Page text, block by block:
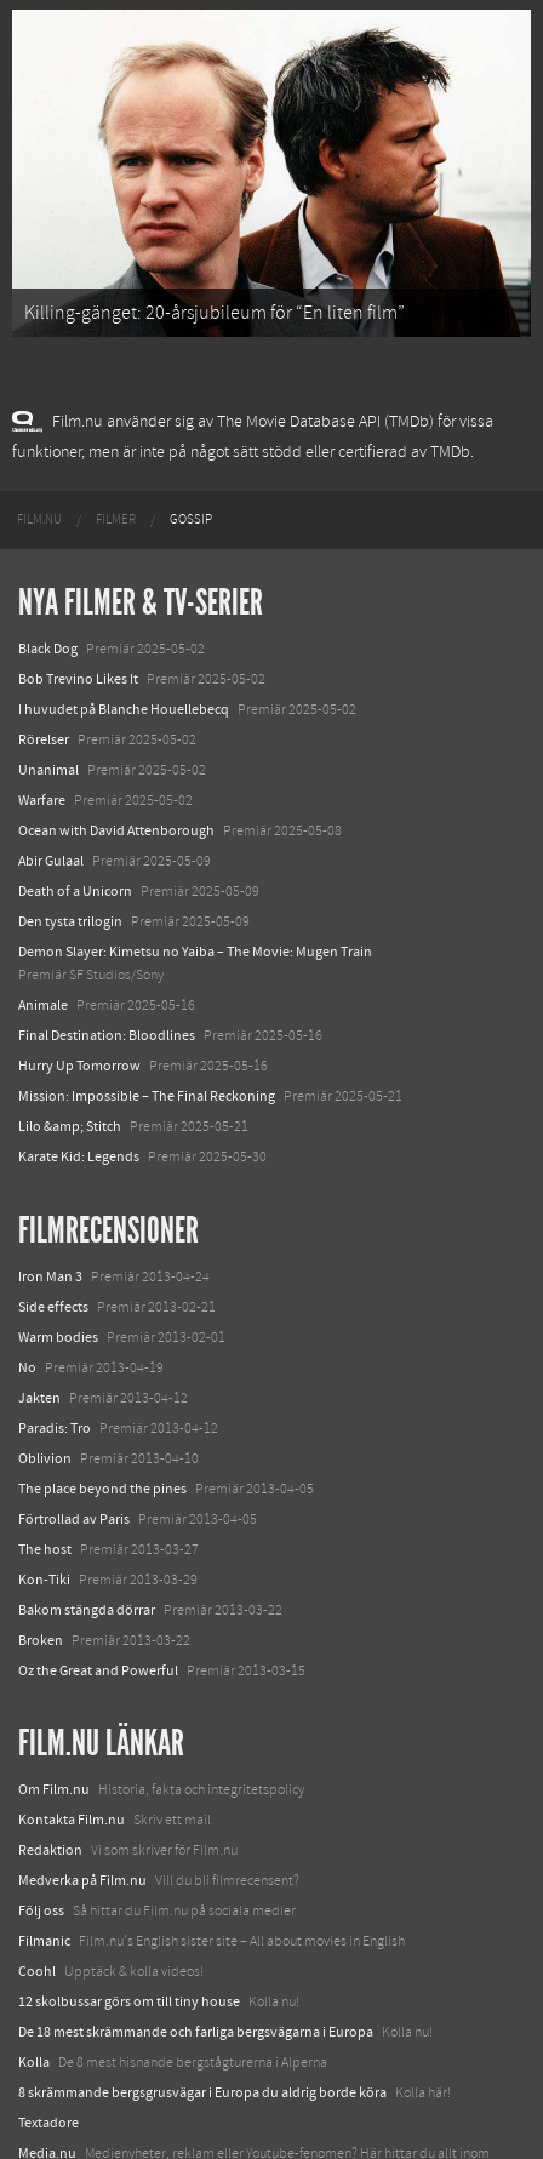
Killing-gänget: 20-årsjubileum för “En liten film”
Film.nu använder sig av The Movie Database API (TMDb) för vissa
funktioner, men är inte på något sätt stödd eller certifierad av TMDb.
FILM.NU FILMER GOSSIP
NYA FILMER & TV-SERIER
Black Dog Premiär 2025-05-02
Bob Trevino Likes It Premiär 2025-05-02
I huvudet på Blanche Houellebecq Premiär 2025-05-02
Rörelser Premiär 2025-05-02
Unanimal Premiär 2025-05-02
Warfare Premiär 2025-05-02
Ocean with David Attenborough Premiär 2025-05-08
Abir Gulaal Premiär 2025-05-09
Death of a Unicorn Premiär 2025-05-09
Den tysta trilogin Premiär 2025-05-09
Demon Slayer: Kimetsu no Yaiba – The Movie: Mugen Train
Premiär SF Studios/Sony
Animale Premiär 2025-05-16
Final Destination: Bloodlines Premiär 2025-05-16
Hurry Up Tomorrow Premiär 2025-05-16
Mission: Impossible – The Final Reckoning Premiär 2025-05-21
Lilo &amp; Stitch Premiär 2025-05-21
Karate Kid: Legends Premiär 2025-05-30
FILMRECENSIONER
Iron Man 3 Premiär 2013-04-24
Side effects Premiär 2013-02-21
Warm bodies Premiär 2013-02-01
No Premiär 2013-04-19
Jakten Premiär 2013-04-12
Paradis: Tro Premiär 2013-04-12
Oblivion Premiär 2013-04-10
The place beyond the pines Premiär 2013-04-05
Förtrollad av Paris Premiär 2013-04-05
The host Premiär 2013-03-27
Kon-Tiki Premiär 2013-03-29
Bakom stängda dörrar Premiär 2013-03-22
Broken Premiär 2013-03-22
Oz the Great and Powerful Premiär 2013-03-15
FILM.NU LÄNKAR
Om Film.nu Historia, fakta och integritetspolicy
Kontakta Film.nu Skriv ett mail
Redaktion Vi som skriver för Film.nu
Medverka på Film.nu Vill du bli filmrecensent?
Följ oss Så hittar du Film.nu på sociala medier
Filmanic Film.nu's English sister site – All about movies in English
Coohl Upptäck & kolla videos!
12 skolbussar görs om till tiny house Kolla nu!
De 18 mest skrämmande och farliga bergsvägarna i Europa Kolla nu!
Kolla De 8 mest hisnande bergstågturerna i Alperna
8 skrämmande bergsgrusvägar i Europa du aldrig borde köra Kolla här!
Textadore
Media.nu
Medienyheter, reklam eller Youtube-fenomen? Här hittar du allt inom